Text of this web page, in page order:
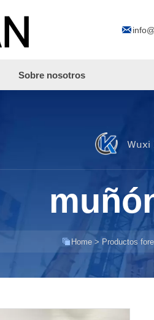

Sobre nosotros
Wuxi
 Home> Productos